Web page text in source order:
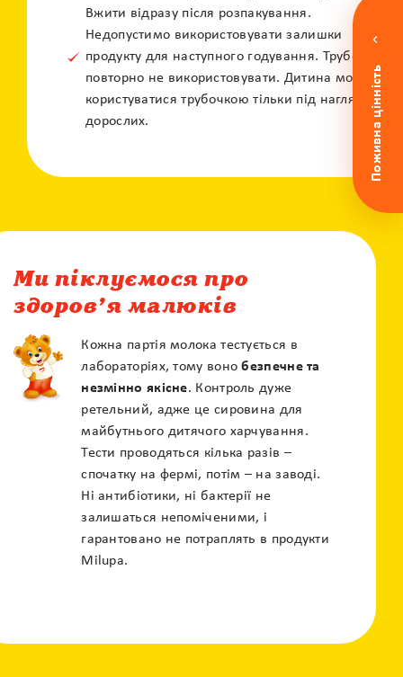
По e-mail По телефону
Гаряча лінія
Безкоштовна консультація педіатра
Вжити відразу після розпакування.
Недопустимо використовувати залишки
продукту для наступного годування. Трубочку
повторно не використовувати. Дитина може
користуватися трубочкою тільки під наглядом
дорослих.
Ми піклуємося про
здоров’я малюків
Кожна партія молока тестується в
лабораторіях, тому вонобезпечне та
незмінно якісне. Контроль дуже
ретельний, адже це сировина для
майбутнього дитячого харчування.
Тести проводяться кілька разів –
спочатку на фермі, потім – на заводі.
Ні антибіотики, ні бактерії не
залишаться непоміченими, і
гарантовано не потраплять в продукти
Milupa.
Поживна цінність